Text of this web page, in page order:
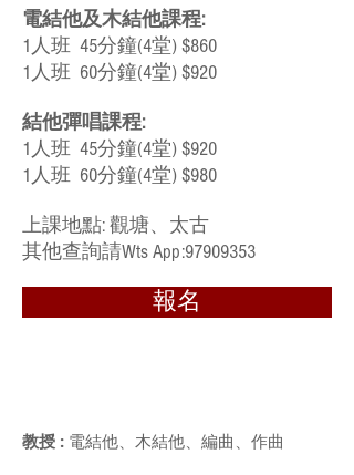
電結他及木結他課程:
1人班 45分鐘(4堂) $860
1人班 60分鐘(4堂) $920
結他彈唱課程:
1人班 45分鐘(4堂) $920
1人班 60分鐘(4堂) $980
上課地點: 觀塘、太古
​其他查詢請Wts App:97909353
報名
教授 : 電結他、木結他、編曲、作曲